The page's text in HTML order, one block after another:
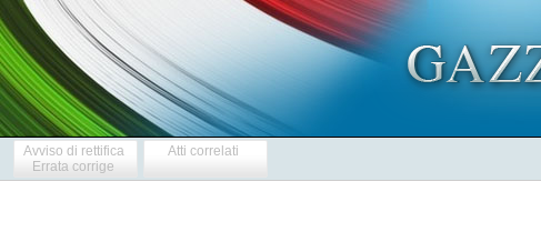
Avviso di rettifica
Errata corrige
Atti correlati